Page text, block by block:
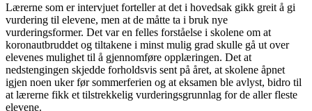
Lærerne som er intervjuet forteller at det i hovedsak gikk greit å gi
vurdering til elevene, men at de måtte ta i bruk nye
vurderingsformer. Det var en felles forståelse i skolene om at
koronautbruddet og tiltakene i minst mulig grad skulle gå ut over
elevenes mulighet til å gjennomføre opplæringen. Det at
nedstengingen skjedde forholdsvis sent på året, at skolene åpnet
igjen noen uker før sommerferien og at eksamen ble avlyst, bidro til
at lærerne fikk et tilstrekkelig vurderingsgrunnlag for de aller fleste
elevene.